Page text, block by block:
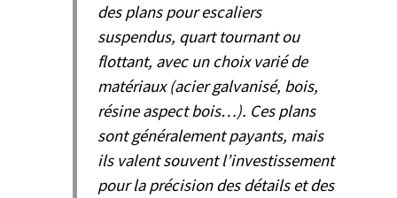
des plans pour escaliers
suspendus, quart tournant ou
flottant, avec un choix varié de
matériaux (acier galvanisé, bois,
résine aspect bois…). Ces plans
sont généralement payants, mais
ils valent souvent l’investissement
pour la précision des détails et des